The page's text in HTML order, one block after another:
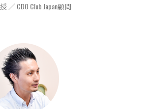
CDO Club Japan顧問